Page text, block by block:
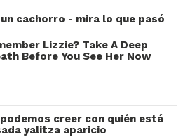
cachorro - mira lo que pasó
Lizzie? Take A Deep
Before You See Her Now
creer con quién está
yalitza aparicio